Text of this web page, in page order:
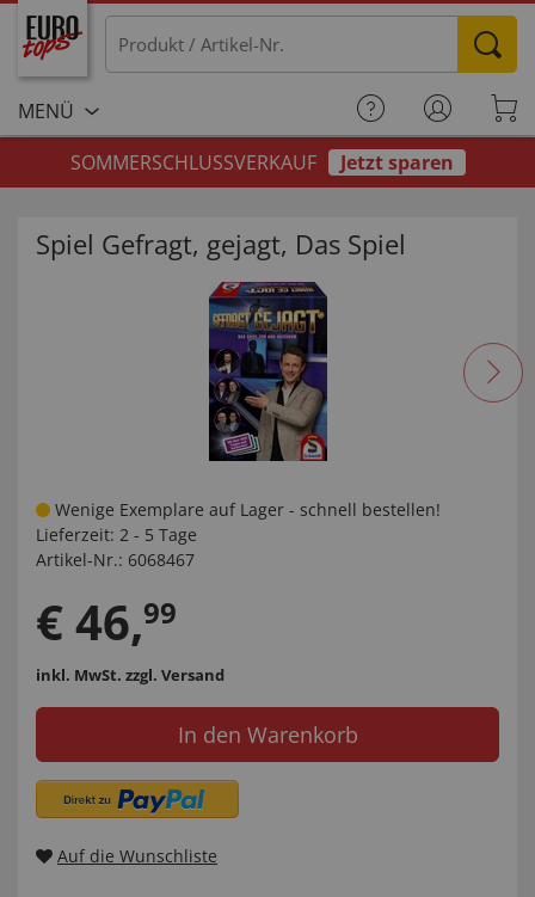
MENÜ
SOMMERSCHLUSSVERKAUF
Jetzt sparen
Spiel Gefragt, gejagt, Das Spiel
Wenige Exemplare auf Lager - schnell bestellen!
Lieferzeit: 2 - 5 Tage
Artikel-Nr.: 6068467
€46,99
inkl. MwSt. zzgl. Versand
In den Warenkorb
Auf die Wunschliste